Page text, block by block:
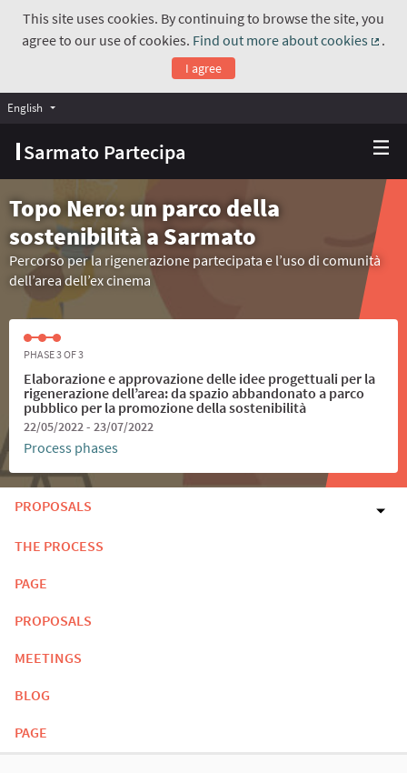
This site uses cookies. By continuing to browse the site, you
agree to our use of cookies. Find out more about cookies
.
I agree
Sarmato Partecipa
English Choose language
Topo Nero: un parco della
sostenibilità a Sarmato
Percorso per la rigenerazione partecipata e l’uso di comunità
dell’area dell’ex cinema
PHASE 3 OF 3
Elaborazione e approvazione delle idee progettuali per la
rigenerazione dell’area: da spazio abbandonato a parco
pubblico per la promozione della sostenibilità
22/05/2022 - 23/07/2022
Process phases
PROPOSALS
THE PROCESS
PAGE
PROPOSALS
MEETINGS
BLOG
PAGE